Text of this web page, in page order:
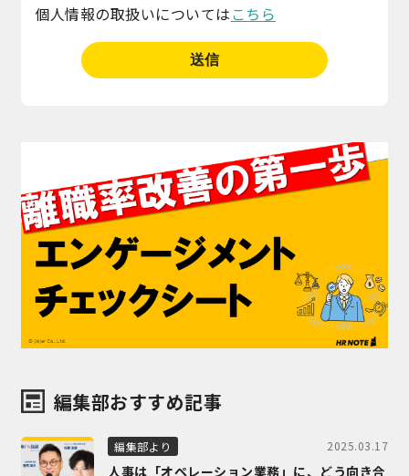
個人情報の取扱いについては こちら
編集部おすすめ記事
編集部より 2025.03.17
人事は「オペレーション業務」に、どう向き合